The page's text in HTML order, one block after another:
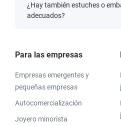
¿Hay también estuches o
adecuados?
Para las empresas
Empresas emergentes y
pequeñas empresas
Autocomercialización
Joyero minorista